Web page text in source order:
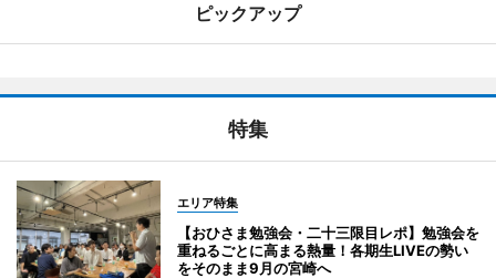
ピックアップ
特集
エリア特集
【おひさま勉強会・二十三限目レポ】勉強会を
重ねるごとに高まる熱量！各期生LIVEの勢い
をそのまま9月の宮崎へ